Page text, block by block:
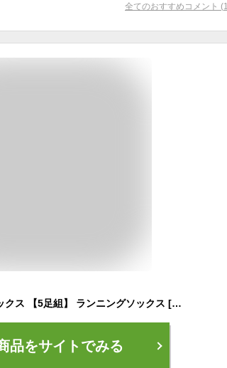
全てのおすすめコメント (1
MEIKAN スポーツソックス 【5足組】 ランニングソックス [抗菌防臭・吸汗速乾]フィットネス・トレーニングソックス
品をサイトでみる